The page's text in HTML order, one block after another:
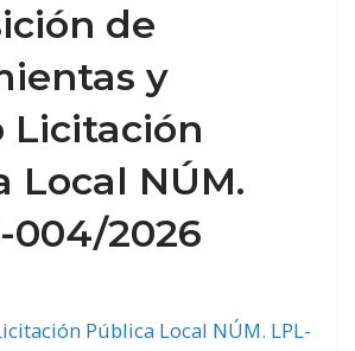
de
y
Licitación
Local NÚM.
004/2026
Pública Local NÚM. LPL-